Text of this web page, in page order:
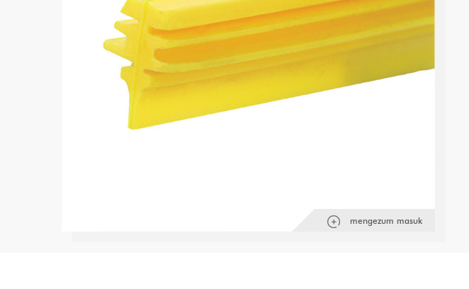
mengezum masuk